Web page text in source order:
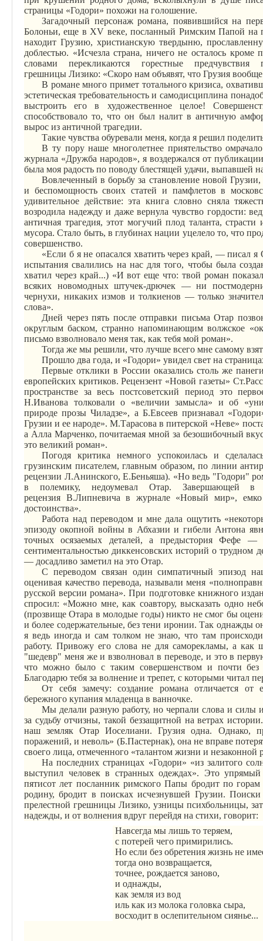
страницы «Годори» похожи на голошение.
Загадочный персонаж романа, появившийся на
Болоньи, еще в XV веке, посланный Римским Папой на
находит Грузию, христианскую твердыню,
доблестью. «Исчезла страна, ничего не осталось
словами перекликаются горестные
грешницы Лизико: «Скоро нам объявят, что Грузия
В романе много примет тотального кризиса,
эстетическая требовательность и самодисциплина
выстроить его в художественное целое!
способствовало то, что он был налит в античную
вырос из античной трагедии.
Такие чувства обуревали меня, когда я решил
В ту пору наше многолетнее приятельство
журнала «Дружба народов», я воздержался от
была моя радость по поводу блестящей удачи, выпавшей
Вовлеченный в борьбу за становление новой
и беспомощность своих статей и памфлетов в
удивительное действие: эта книга словно сняла
возродила надежду и даже вернула чувство гордости:
античная трагедия, этот могучий плод таланта,
мусора. Стало быть, в глубинах нации уцелело то, что
совершенство.
«Если б я не опасался хватить через край, — писал
испытания свалились на нас для того, чтобы была
хватил через край...) «И вот еще что: твой роман
всяких новомодных штучек-дрючек — ни
чернухи, никаких измов и толкиенов — только
слова».
Дней через пять после отправки письма Отар
округлым баском, странно напоминающим волжское
письмо взволновало меня так, как тебя мой роман».
Тогда же мы решили, что лучше всего мне самому
Прошло два года, и «Годори» увидел свет на
Первые отклики в России оказались столь же
европейских критиков. Рецензент «Новой газеты» Ст.Р
пространстве за весь постсоветский период это
Н.Иванова толковали о «величии замысла» и об
природе прозыЧиладзе», а Б.Евсеев признавал «Годори
Грузии и ее народе». М.Тарасова в питерской «Неве»
а Алла Марченко, почитаемая мной за безошибочный
это великий роман».
Погодя критика немного успокоилась и
грузинским писателем, главным образом, по линии
рецензии Л.Анинского,Е.Беньяша). «Но ведь "Годори"
в полемику, недоумевал Отар. Завершающей в
рецензия В.Липневича в журнале «Новый мир», емко
достоинства».
Работа над переводом и мне дала ощутить
эпизоду окопной войны в Абхазии и гибели Антона
точных осязаемых деталей, а предысторияФефе —
сентиментальностью диккенсовских историй о трудном
— досадливо заметил на это Отар.
С переводом связан один симпатичный эпизод
оценивая качество перевода, называли меня
русской версии романа». При подготовке книжного
спросил: «Можно мне, как соавтору, высказать одно
(прозвище Отара в молодые годы) никто не смог бы
и более содержательные, без тени иронии. Так однажды
я ведь иногда и сам толком не знаю, что там
работу. Привожу его слова не для саморекламы, а как
"шедевр" меня же и взволновал в переводе, и это в
что можно было с таким совершенством и почти без
Благодарю тебя за волнение и трепет, с которыми читал
От себя замечу: создание романа отличается от
бережного купания младенца в ванночке.
Мы делали разную работу, но черпали слова и силы
за судьбу отчизны, такой беззащитной на ветрах
наш земляк Отар Иоселиани. Грузия одна. Однако,
поражений, и неволь» (Б.Пастернак), она не вправе
своего лица, отмеченного «талантом жизни и незаконной
На последних страницах «Годори» «из залитого
выступил человек в странных одеждах». Это упрямый
пятисот лет посланник римского Папы бродит по
родину, бродит в поисках исчезнувшей Грузии.
прелестной грешницы Лизико, узницы психбольницы,
надежды, и от волнения вдруг перейдя на стихи, говорит:
Навсегда мы лишь то теряем,
с потерей чего примирились.
Но если без обретения жизнь не
тогда оно возвращается,
точнее, рождается заново,
и однажды,
как земля из вод
иль как из молока головка сыра,
восходит в ослепительном сиянье...